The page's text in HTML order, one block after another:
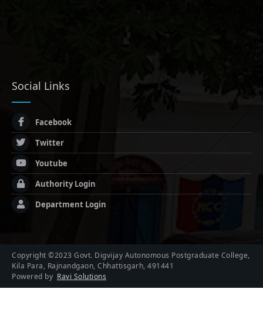
Social Links
Facebook
Twitter
Youtube
Authority Login
Department Login
Copyright ©2023 Govt. Digvijay Autonomous Postgraduate College,
Kila Para, Rajnandgaon, Chhattisgarh, 491441
Powered by Ravi Solutions